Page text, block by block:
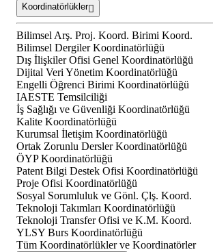
Koordinatörlükler
Bilimsel Arş. Proj. Koord. Birimi Koord.
Bilimsel Dergiler Koordinatörlüğü
Dış İlişkiler Ofisi Genel Koordinatörlüğü
Dijital Veri Yönetim Koordinatörlüğü
Engelli Öğrenci Birimi Koordinatörlüğü
IAESTE Temsilciliği
İş Sağlığı ve Güvenliği Koordinatörlüğü
Kalite Koordinatörlüğü
Kurumsal İletişim Koordinatörlüğü
Ortak Zorunlu Dersler Koordinatörlüğü
ÖYP Koordinatörlüğü
Patent Bilgi Destek Ofisi Koordinatörlüğü
Proje Ofisi Koordinatörlüğü
Sosyal Sorumluluk ve Gönl. Çlş. Koord.
Teknoloji Takımları Koordinatörlüğü
Teknoloji Transfer Ofisi ve K.M. Koord.
YLSY Burs Koordinatörlüğü
Tüm Koordinatörlükler ve Koordinatörler